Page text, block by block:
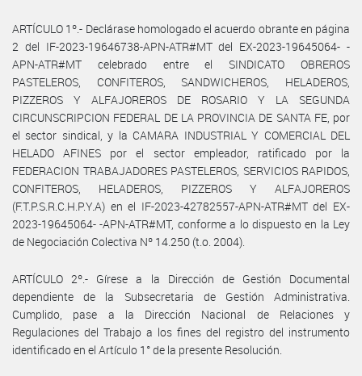
ARTÍCULO 1º.- Declárase homologado el acuerdo obrante en página
2 del IF-2023-19646738-APN-ATR#MT del EX-2023-19645064- -
APN-ATR#MT celebrado entre el SINDICATO OBREROS
PASTELEROS, CONFITEROS, SANDWICHEROS, HELADEROS,
PIZZEROS Y ALFAJOREROS DE ROSARIO Y LA SEGUNDA
CIRCUNSCRIPCION FEDERAL DE LA PROVINCIA DE SANTA FE, por
el sector sindical, y la CAMARA INDUSTRIAL Y COMERCIAL DEL
HELADO AFINES por el sector empleador, ratificado por la
FEDERACION TRABAJADORES PASTELEROS, SERVICIOS RAPIDOS,
CONFITEROS, HELADEROS, PIZZEROS Y ALFAJOREROS
(F.T.P.S.R.C.H.P.Y.A) en el IF-2023-42782557-APN-ATR#MT del EX-
2023-19645064- -APN-ATR#MT, conforme a lo dispuesto en la Ley
de Negociación Colectiva Nº 14.250 (t.o. 2004).
ARTÍCULO 2º.- Gírese a la Dirección de Gestión Documental
dependiente de la Subsecretaria de Gestión Administrativa.
Cumplido, pase a la Dirección Nacional de Relaciones y
Regulaciones del Trabajo a los fines del registro del instrumento
identificado en el Artículo 1° de la presente Resolución.